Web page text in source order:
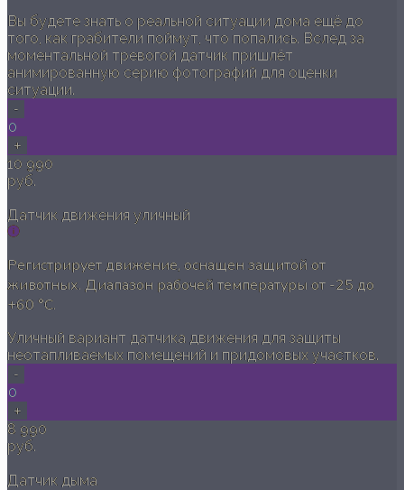
Вы будете знать о реальной ситуации дома ещё до
того, как грабители поймут, что попались. Вслед за
моментальной тревогой датчик пришлёт
анимированную серию фотографий для оценки
ситуации.
-
0
+
10 990
руб.
Датчик движения уличный
Регистрирует движение, оснащен защитой от
животных. Диапазон рабочей температуры от -25 до
+60 °C.
Уличный вариант датчика движения для защиты
неотапливаемых помещений и придомовых участков.
-
0
+
8 990
руб.
Датчик дыма